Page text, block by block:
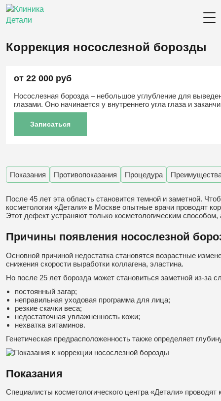
Коррекция носослезной борозды
от 22 000 руб
Носослезная борозда – небольшое углубление для
глазами. Оно начинается у внутреннего угла глаза и
Записаться
Показания Противопоказания Процедура
После 45 лет эта область становится темной и заметной.
косметологии «Детали» в Москве опытные врачи проводят
Этот дефект устраняют только косметологическим
Причины появления носослезной
Основной причиной недостатка становятся возрастные
снижения скорости выработки коллагена, эластина.
Но после 25 лет борозда может становиться заметной из-за
постоянный загар;
неправильная уходовая программа для лица;
резкие скачки веса;
недостаточная увлажненность кожи;
нехватка витаминов.
Генетическая предрасположенность также определяет
Показания
Специалисты косметологического центра «Детали»